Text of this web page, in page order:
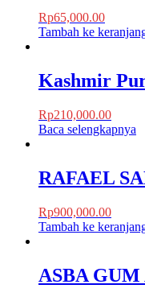
Rp65,000.00
Tambah ke
Kashmir
Rp210,000.00
Baca selengkapnya
RAFAEL
Rp900,000.00
Tambah ke
ASBA